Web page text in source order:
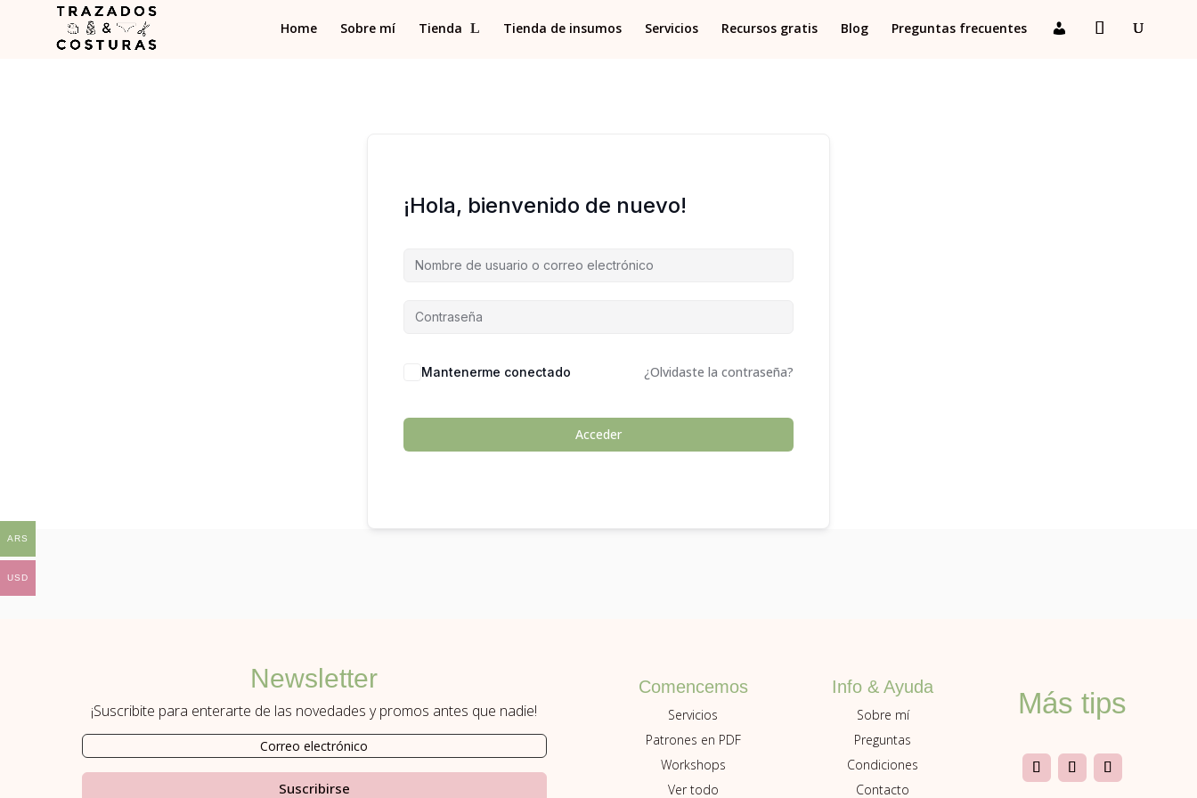
Home Sobre mí Tienda Tienda de insumos Servicios Recursos gratis Blog Preguntas frecuentes
¡Hola, bienvenido de nuevo!
Mantenerme conectado ¿Olvidaste la contraseña?
Acceder
Newsletter
¡Suscribite para enterarte de las novedades y promos antes que nadie!
Suscribirse
Comencemos
Servicios
Patrones en PDF
Workshops
Ver todo
Info & Ayuda
Sobre mí
Preguntas
Condiciones
Contacto
Más tips
ARS
USD